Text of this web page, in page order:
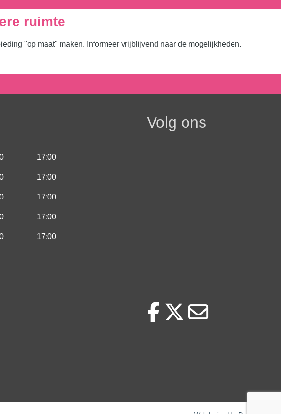
ruimte
"op maat" maken. Informeer vrijblijvend naar de mogelijkheden.
17:00
17:00
17:00
17:00
17:00
Volg ons